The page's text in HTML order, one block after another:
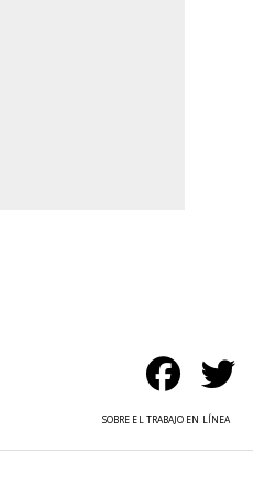
SOBRE EL TRABAJO EN LÍNEA